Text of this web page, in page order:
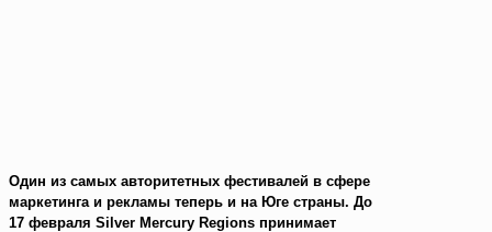
Один из самых авторитетных фестивалей в сфере
маркетинга и рекламы теперь и на Юге страны. До
17 февраля Silver Mercury Regions принимает